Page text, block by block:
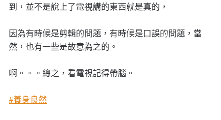
到，並不是說上了電視講的東西就是真的，
因為有時候是剪輯的問題，有時候是口誤的問題，當
然，也有一些是故意為之的。
啊。。。總之，看電視記得帶腦。
#養身良然